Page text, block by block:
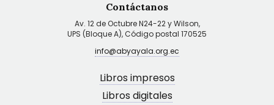
Contáctanos
Av. 12 de Octubre N24-22 y Wilson,
UPS (Bloque A), Código postal 170525
info@abyayala.org.ec
Libros impresos
Libros digitales